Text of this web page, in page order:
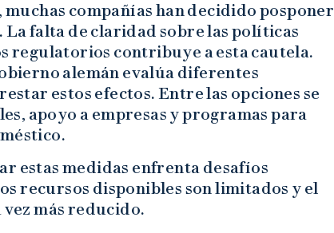
compañías han decidido posponer
falta de claridad sobre las políticas
regulatorios contribuye a esta cautela.
alemán evalúa diferentes
estos efectos. Entre las opciones se
apoyo a empresas y programas para
estas medidas enfrenta desafíos
recursos disponibles son limitados y el
más reducido.